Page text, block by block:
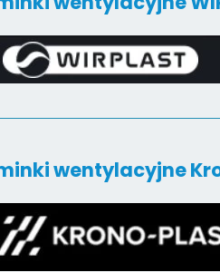
wentylacyjne